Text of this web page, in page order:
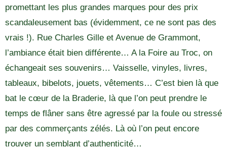
promettant les plus grandes marques pour des prix
scandaleusement bas (évidemment, ce ne sont pas des
vrais !). Rue Charles Gille et Avenue de Grammont,
l’ambiance était bien différente… A la Foire au Troc, on
échangeait ses souvenirs… Vaisselle, vinyles, livres,
tableaux, bibelots, jouets, vêtements… C’est bien là que
bat le cœur de la Braderie, là que l’on peut prendre le
temps de flâner sans être agressé par la foule ou stressé
par des commerçants zélés. Là où l’on peut encore
trouver un semblant d’authenticité…